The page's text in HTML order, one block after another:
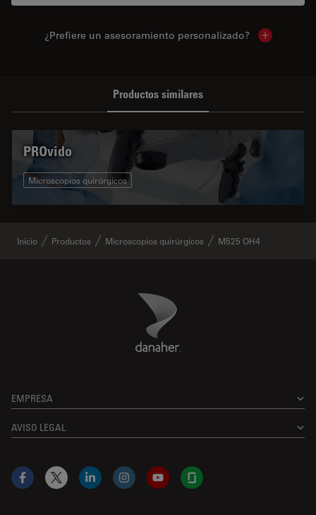
¿Prefiere un asesoramiento personalizado? Show local
Productos similares
PROvido
Microscopios quirúrgicos
Inicio Productos Microscopios quirúrgicos M525 OH4
Danaher Logo
EMPRESA
AVISO LEGAL
Facebook
X LinkedInInstagramYouTubeGlassdoor